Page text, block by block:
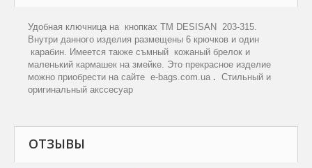
Удобная ключница на кнопках TM DESISAN 203-315.
Внутри данного изделия размещены 6 крючков и один
карабин. Имеется также съмный кожаный брелок и
маленький кармашек на змейке. Это прекрасное изделие
можно приобрести на сайте e-bags.com.ua . Стильный и
оригинальный акссесуар
ОТЗЫВЫ